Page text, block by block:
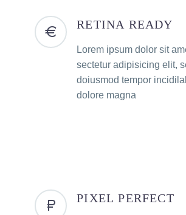
RETINA READY
Lorem ipsum dolor sit
sectetur adipisicing elit,
doiusmod tempor
dolore magna
PIXEL PERFECT